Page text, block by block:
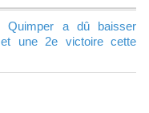
Quimper a dû baisser
une 2e victoire cette